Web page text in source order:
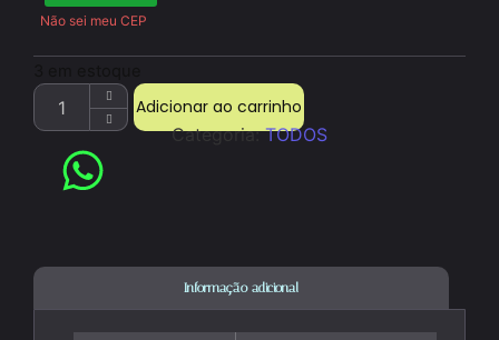
Não sei meu CEP
Adicionar ao carrinho
Categoria:TODOS
Informação adicional